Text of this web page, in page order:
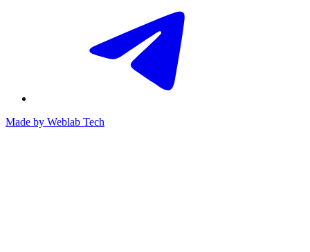
Made by Weblab Tech